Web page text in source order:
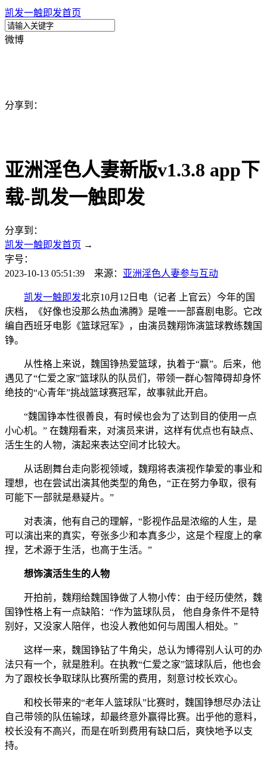
凯发一触即发首页
微博
分享到：
亚洲淫色人妻新版v1.3.8 app下
载-凯发一触即发
分享到：
凯发一触即发首页 →
字号：
2023-10-13 05:51:39 来源： 亚洲淫色人妻参与互动
凯发一触即发北京10月12日电（记者 上官云）今年的国
庆档，《好像也没那么热血沸腾》是唯一一部喜剧电影。它改
编自西班牙电影《篮球冠军》，由演员魏翔饰演篮球教练魏国
铮。
从性格上来说，魏国铮热爱篮球，执着于“赢”。后来，他
遇见了“仁爱之家”篮球队的队员们，带领一群心智障碍却身怀
绝技的“心青年”挑战篮球赛冠军，故事就此开启。
“魏国铮本性很善良，有时候也会为了达到目的使用一点
小心机。” 在魏翔看来，对演员来讲，这样有优点也有缺点、
活生生的人物，演起来表达空间才比较大。
从话剧舞台走向影视领域，魏翔将表演视作挚爱的事业和
理想，也在尝试出演其他类型的角色，“正在努力争取，很有
可能下一部就是悬疑片。”
对表演，他有自己的理解，“影视作品是浓缩的人生，是
可以演出来的真实，夸张多少和本真多少，这是个程度上的拿
捏，艺术源于生活，也高于生活。”
想饰演活生生的人物
开拍前，魏翔给魏国铮做了人物小传：由于经历使然，魏
国铮性格上有一点缺陷：“作为篮球队员， 他自身条件不是特
别好，又没家人陪伴，也没人教他如何与周围人相处。”
这样一来，魏国铮钻了牛角尖，总认为博得别人认可的办
法只有一个，就是胜利。在执教“仁爱之家”篮球队后，他也会
为了跟校长争取球队比赛所需的费用，刻意讨校长欢心。
和校长带来的“老年人篮球队”比赛时，魏国铮想尽办法让
自己带领的队伍输球，却最终意外赢得比赛。出乎他的意料，
校长没有不高兴，而是在听到费用有缺口后，爽快地予以支
持。